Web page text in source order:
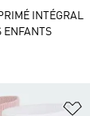
INTÉGRAL
ENFANTS